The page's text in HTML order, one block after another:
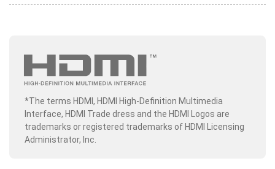
*The terms HDMI, HDMI High-Definition Multimedia
Interface, HDMI Trade dress and the HDMI Logos are
trademarks or registered trademarks of HDMI Licensing
Administrator, Inc.